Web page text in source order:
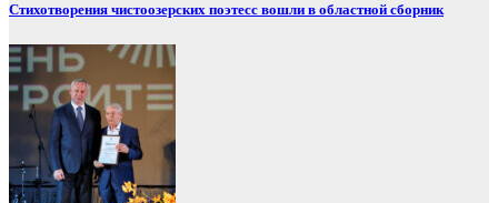
Стихотворения чистоозерских поэтесс вошли в областной сборник